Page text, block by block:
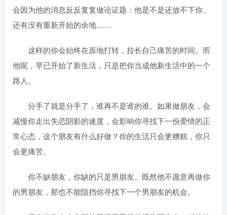
会因为他的消息反反复复做论证题：他是不是还放不下你、
还有没有重新开始的余地……
这样的你会始终在原地打转，拉长自己痛苦的时间。而
他呢，早已开始了新生活，只是把你当成他新生活中的一个
路人。
分手了就是分手了，谁再不是谁的谁。如果做朋友，会
减慢你走出失恋阴影的速度，会影响你寻找下一份爱情的正
常心态，这个朋友有什么好做？你的生活只会更糟糕，你只
会更痛苦。
你不缺朋友，你缺的只是男朋友。既然他不愿意再做你
的男朋友，那也不能阻挡你寻找下一个男朋友的机会。